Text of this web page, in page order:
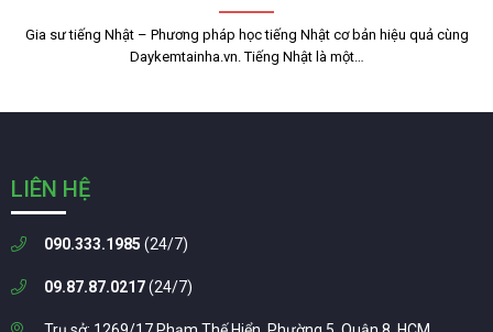
Gia sư tiếng Nhật – Phương pháp học tiếng Nhật cơ bản hiệu quả cùng
Daykemtainha.vn. Tiếng Nhật là một…
LIÊN HỆ
090.333.1985 (24/7)
09.87.87.0217(24/7)